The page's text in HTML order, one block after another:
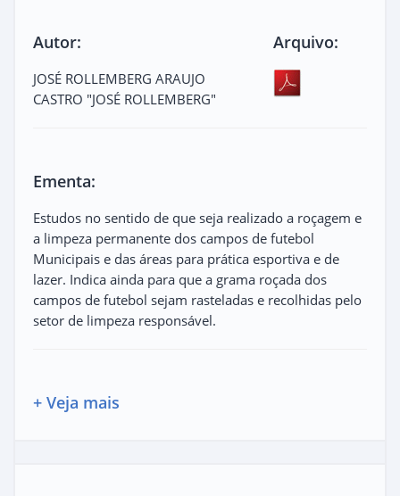
Autor:
JOSÉ ROLLEMBERG ARAUJO
CASTRO "JOSÉ ROLLEMBERG"
Arquivo:
Ementa:
Estudos no sentido de que seja realizado a roçagem e
a limpeza permanente dos campos de futebol
Municipais e das áreas para prática esportiva e de
lazer. Indica ainda para que a grama roçada dos
campos de futebol sejam rasteladas e recolhidas pelo
setor de limpeza responsável.
+ Veja mais